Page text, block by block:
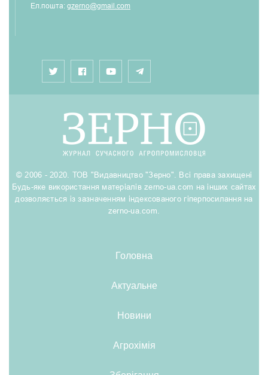
Ел.пошта: gzerno@gmail.com
© 2006 - 2020. ТОВ "Видавництво "Зерно". Всі права захищені
Будь-яке використання матеріалів zerno-ua.com на інших сайтах
дозволяється із зазначенням індексованого гіперпосилання на
zerno-ua.com.
Головна
Актуальне
Новини
Агрохімія